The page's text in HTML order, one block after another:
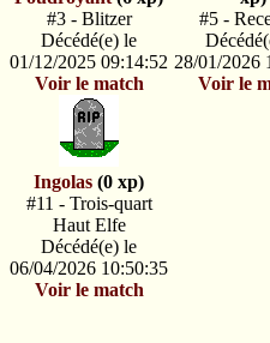
#3 - Blitzer
Décédé(e) le
01/12/2025 09:14:52
Voir le match
#5 -
28/01/2026
Voir le
Ingolas (0 xp)
#11 - Trois-quart
Haut Elfe
Décédé(e) le
06/04/2026 10:50:35
Voir le match